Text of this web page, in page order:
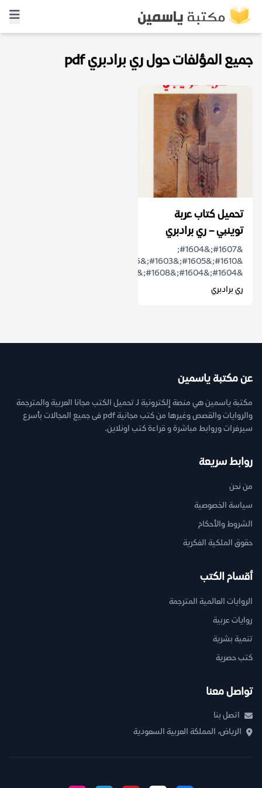
جميع المؤلفات حول ري برادبري pdf
تحميل كتاب عربة
توينبي – ري برادبري
&#1607;&#1604;
&#1604;&#1604;&#1608;&#1607;&#1605;...
ري برادبري
عن مكتبة ياسمين
مكتبة ياسمين هي منصة إلكترونية لـ تحميل الكتب مجانا العربية والمترجمة
والروايات والقصص وغيرها من كتب مجانية pdf فى جميع المجالات بأسرع
سيرفرات وروابط مباشرة و قراءة كتب اونلاين.
روابط سريعة
من نحن
سياسة الخصوصية
الشروط والأحكام
حقوق الملكية الفكرية
أقسام الكتب
الروايات العالمية المترجمة
روايات عربية
تنمية بشرية
كتب حصرية
تواصل معنا
اتصل بنا
الرياض، المملكة العربية السعودية